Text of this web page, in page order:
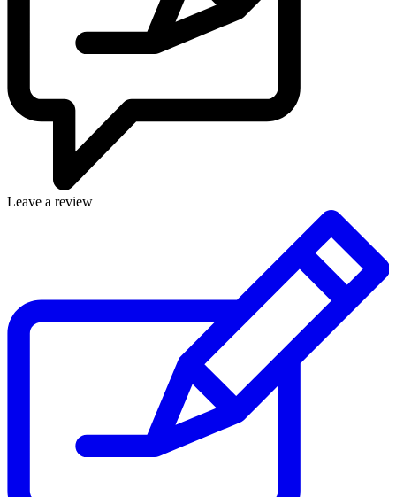
Leave a review